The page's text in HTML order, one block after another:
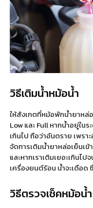
วิธีเติมน้ำหม้อน้ำ
ให้สังเกตที่หม้อพักน้ำยาห
Low และ Full หากน้ำอยู่ใน
เกินไป ถือว่าอันตราย เพร
จัดการเติมน้ำยาหล่อเย็น
และหากเราเติมเยอะเกินไ
เครื่องยนต์ร้อน น้ำจะเดือด
วิธีตรวจเช็คหม้อน้